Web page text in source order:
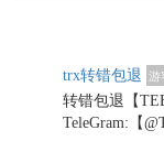
trx转错包退 游
转错包退【
TeleGram:【